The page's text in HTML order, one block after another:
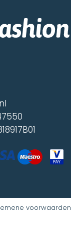
voorwaarden